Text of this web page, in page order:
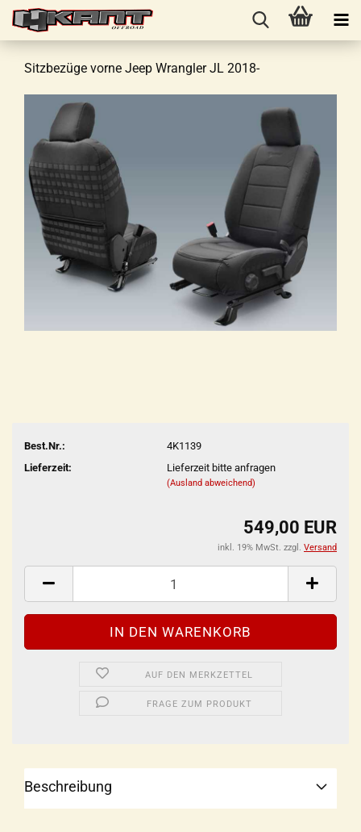
Sitzbezüge vorne Jeep Wrangler JL 2018-
Best.Nr.:
4K1139
Lieferzeit:
Lieferzeit bitte anfragen
(Ausland abweichend)
549,00 EUR
inkl. 19% MwSt. zzgl. Versand
AUF DEN MERKZETTEL
FRAGE ZUM PRODUKT
Beschreibung